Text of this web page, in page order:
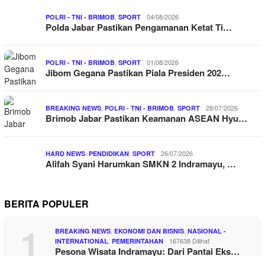
POLRI - TNI - BRIMOB SPORT 04/08/2026
Polda Jabar Pastikan Pengamanan Ketat Ti…
POLRI - TNI - BRIMOB SPORT 01/08/2026
Jibom Gegana Pastikan Piala Presiden 202…
BREAKING NEWS POLRI - TNI - BRIMOB SPORT 28/07/2026
Brimob Jabar Pastikan Keamanan ASEAN Hyu…
HARD NEWS PENDIDIKAN SPORT 26/07/2026
Alifah Syani Harumkan SMKN 2 Indramayu, …
BERITA POPULER
1 BREAKING NEWS EKONOMI DAN BISNIS NASIONAL -
INTERNATIONAL PEMERINTAHAN 167638 Dilihat
Pesona Wisata Indramayu: Dari Pantai Eks…